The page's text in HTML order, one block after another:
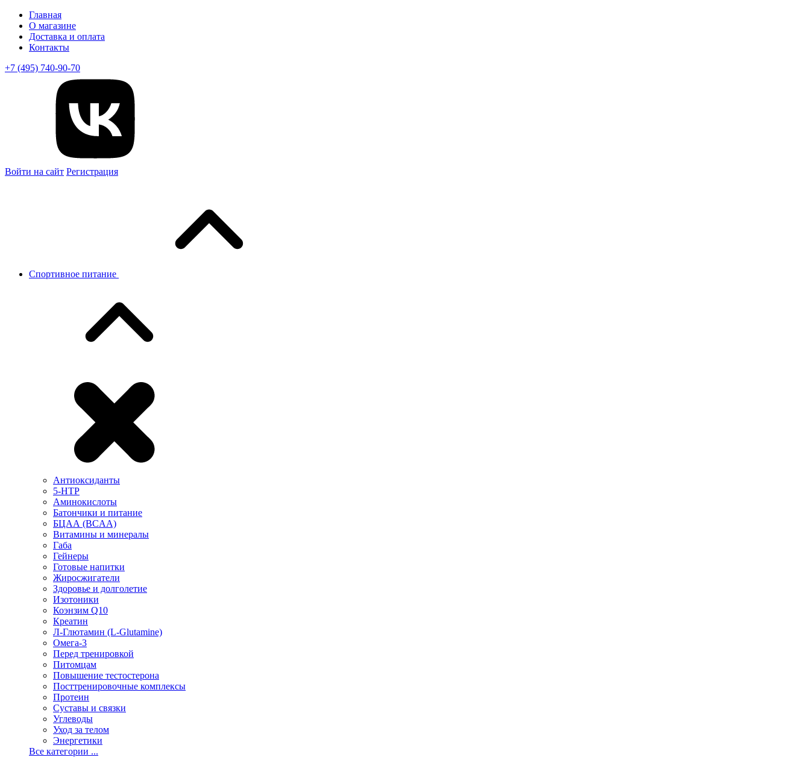
Главная
О магазине
Доставка и оплата
Контакты
+7 (495) 740-90-70
Войти на сайт Регистрация
Спортивное питание
Антиоксиданты
5-HTP
Аминокислоты
Батончики и питание
БЦАА (BCAA)
Витамины и минералы
Габа
Гейнеры
Готовые напитки
Жиросжигатели
Здоровье и долголетие
Изотоники
Коэнзим Q10
Креатин
Л-Глютамин (L-Glutamine)
Омега-3
Перед тренировкой
Питомцам
Повышение тестостерона
Посттренировочные комплексы
Протеин
Суставы и связки
Углеводы
Уход за телом
Энергетики
Все категории ...